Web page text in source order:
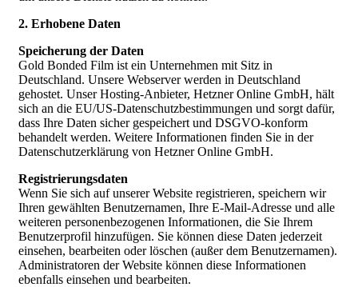
2. Erhobene Daten
Speicherung der Daten
Gold Bonded Film ist ein Unternehmen mit Sitz in
Deutschland. Unsere Webserver werden in Deutschland
gehostet. Unser Hosting-Anbieter, Hetzner Online GmbH, hält
sich an die EU/US-Datenschutzbestimmungen und sorgt dafür,
dass Ihre Daten sicher gespeichert und DSGVO-konform
behandelt werden. Weitere Informationen finden Sie in der
Datenschutzerklärung von Hetzner Online GmbH.
Registrierungsdaten
Wenn Sie sich auf unserer Website registrieren, speichern wir
Ihren gewählten Benutzernamen, Ihre E-Mail-Adresse und alle
weiteren personenbezogenen Informationen, die Sie Ihrem
Benutzerprofil hinzufügen. Sie können diese Daten jederzeit
einsehen, bearbeiten oder löschen (außer dem Benutzernamen).
Administratoren der Website können diese Informationen
ebenfalls einsehen und bearbeiten.